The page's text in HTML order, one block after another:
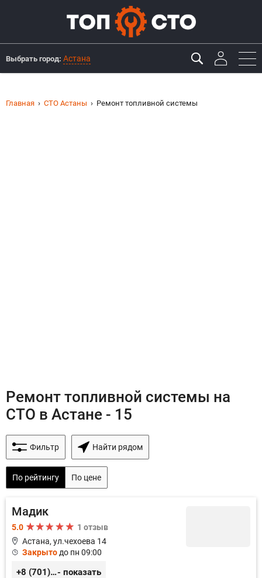
Выбрать город: Астана
Главная СТО Астаны Ремонт топливной системы
Ремонт топливной системы на
СТО в Астане - 15
Фильтр Найти рядом
По рейтингу По цене
Мадик
5.0
1 отзыв
Астана, ул.чехоева 14
Закрыто до пн 09:00
+8 (701) 126-40-74, +8 (777) 308-15-98- показать